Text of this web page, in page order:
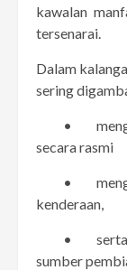
kawalan
tersenarai.
Dalam
sering
•
secara rasmi
•
kenderaan,
• serta
sumber